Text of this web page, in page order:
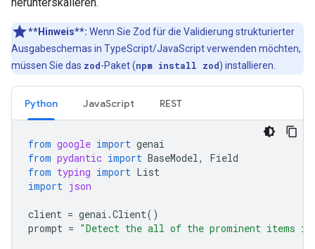
**Hinweis**: Wenn Sie Zod für die Validierung strukturierter
Ausgabeschemas in TypeScript/JavaScript verwenden möchten,
müssen Sie das zod-Paket (npm install zod) installieren.
Python JavaScript REST
from google import genai
from pydantic import BaseModel,
Field
from typing import List
import json
client = genai .Client()
prompt = "Detect the all of the prominent items in